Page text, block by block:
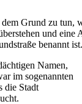
Grund zu
und
benannt ist.
Namen,
im sogenannten
die Stadt